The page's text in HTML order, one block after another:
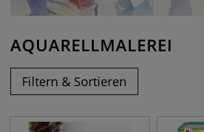
AQUARELLMALEREI
Filtern & Sortieren